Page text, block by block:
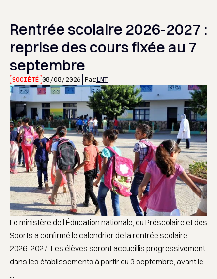
Rentrée scolaire 2026-2027 :
reprise des cours fixée au 7
septembre
SOCIÉTÉ 08/08/2026 ParLNT
Le ministère de l’Éducation nationale, du Préscolaire et des
Sports a confirmé le calendrier de la rentrée scolaire
2026-2027. Les élèves seront accueillis progressivement
dans les établissements à partir du 3 septembre, avant le